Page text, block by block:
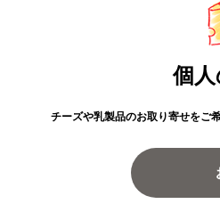
個
チーズや乳製品のお取り寄せをご